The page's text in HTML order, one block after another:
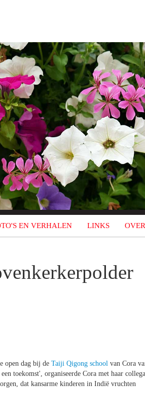
EN VERHALEN LINKS
open dag bij de Taiji Qigong school van Cora
toekomst', organiseerde Cora met haar
dat kansarme kinderen in Indië vruchten